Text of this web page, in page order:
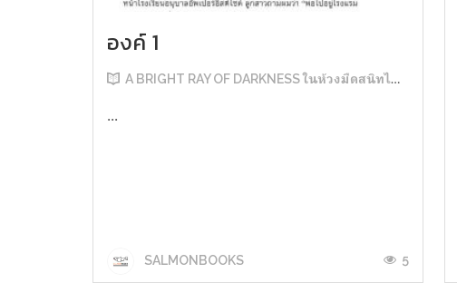
องค์ 1
A BRIGHT RAY OF DARKNESS ในห้วงมืดสนิทไม่มิดแสง
...
SALMONBOOKS 5